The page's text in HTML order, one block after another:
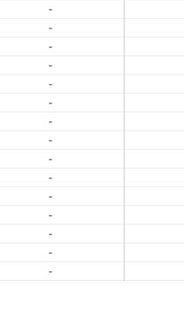
-
-
-
-
-
-
-
-
-
-
-
-
-
-
-